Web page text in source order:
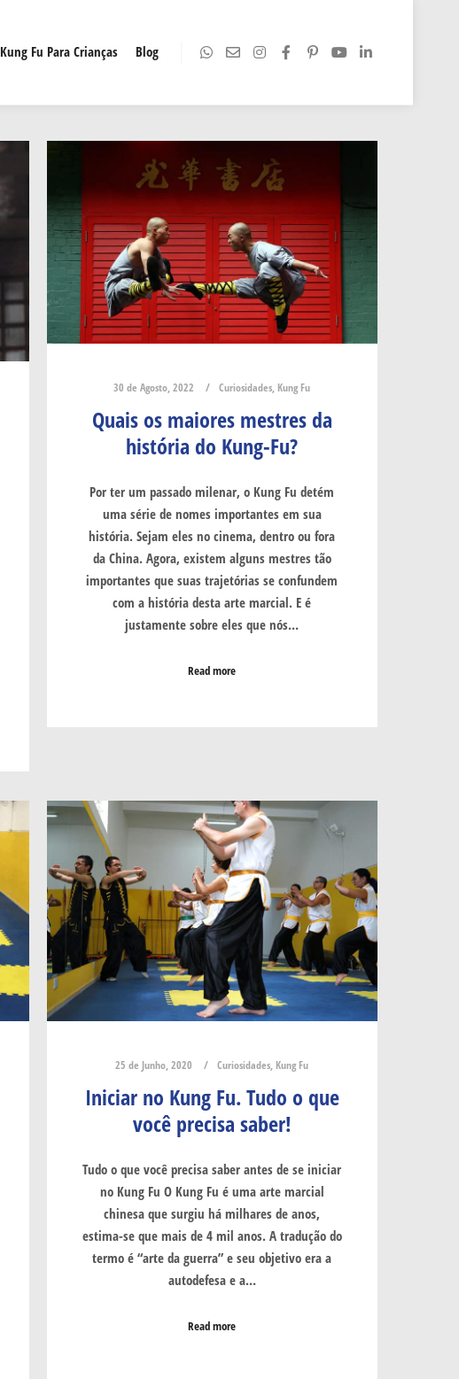
Kung Fu Para Crianças Blog
30 de Agosto, 2022 Curiosidades Kung Fu
Quais os maiores mestres da
história do Kung-Fu?
Por ter um passado milenar, o Kung Fu detém
uma série de nomes importantes em sua
história. Sejam eles no cinema, dentro ou fora
da China. Agora, existem alguns mestres tão
importantes que suas trajetórias se confundem
com a história desta arte marcial. E é
justamente sobre eles que nós…
Read more
25 de Junho, 2020 Curiosidades Kung Fu
Iniciar no Kung Fu. Tudo o que
você precisa saber!
Tudo o que você precisa saber antes de se iniciar
no Kung Fu O Kung Fu é uma arte marcial
chinesa que surgiu há milhares de anos,
estima-se que mais de 4 mil anos. A tradução do
termo é “arte da guerra” e seu objetivo era a
autodefesa e a…
Read more